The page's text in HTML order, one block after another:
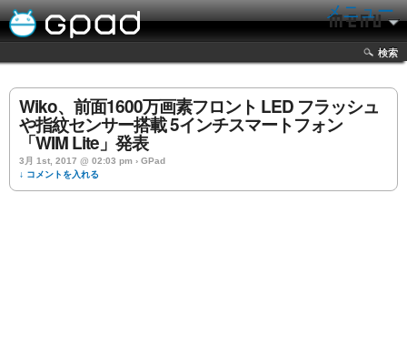
メニュー
検索
Wiko、前面1600万画素フロント LED フラッシュ
や指紋センサー搭載 5インチスマートフォン
「WIM Lite」発表
3月 1st, 2017 @ 02:03 pm › GPad
↓ コメントを入れる